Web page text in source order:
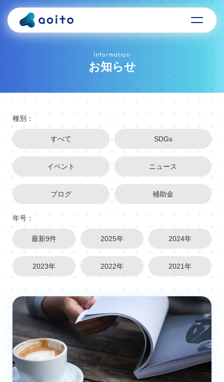
Information
お知らせ
種別：
すべて SDGs
イベント ニュース
ブログ 補助金
年号：
最新9件 2025年 2024年
2023年 2022年 2021年